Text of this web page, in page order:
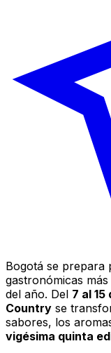
Bogotá se prepara
gastronómicas
del año. Del 7 al
Country se
sabores, los
vigésima quinta